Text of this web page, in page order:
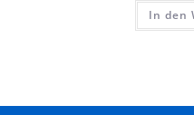
In den